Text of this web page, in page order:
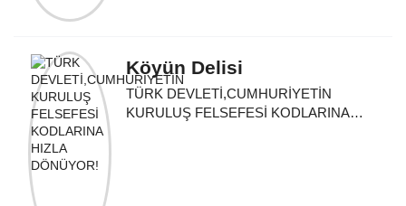
Köyün Delisi
TÜRK DEVLETİ,CUMHURİYETİN
KURULUŞ FELSEFESİ KODLARINA